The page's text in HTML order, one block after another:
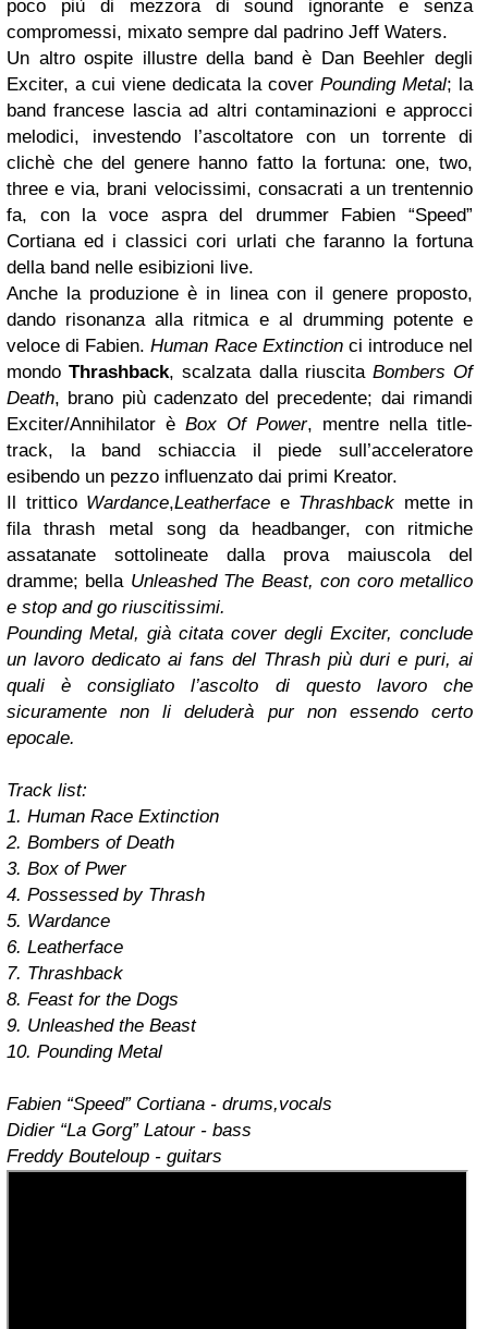
poco più di mezzora di sound ignorante e senza
compromessi, mixato sempre dal padrino Jeff Waters.
Un altro ospite illustre della band è Dan Beehler degli
Exciter, a cui viene dedicata la cover Pounding Metal; la
band francese lascia ad altri contaminazioni e approcci
melodici, investendo l’ascoltatore con un torrente di
clichè che del genere hanno fatto la fortuna: one, two,
three e via, brani velocissimi, consacrati a un trentennio
fa, con la voce aspra del drummer Fabien “Speed”
Cortiana ed i classici cori urlati che faranno la fortuna
della band nelle esibizioni live.
Anche la produzione è in linea con il genere proposto,
dando risonanza alla ritmica e al drumming potente e
veloce di Fabien.Human Race Extinctionci introduce nel
mondoThrashback, scalzata dalla riuscita Bombers Of
Death, brano più cadenzato del precedente; dai rimandi
Exciter/Annihilator è Box Of Power, mentre nella title-
track, la band schiaccia il piede sull’acceleratore
esibendo un pezzo influenzato dai primi Kreator.
Il trittico Wardance,Leatherface e Thrashback mette in
fila thrash metal song da headbanger, con ritmiche
assatanate sottolineate dalla prova maiuscola del
dramme; bella Unleashed The Beast, con coro metallico
e stop and go riuscitissimi.
Pounding Metal, già citata cover degli Exciter, conclude
un lavoro dedicato ai fans del Thrash più duri e puri, ai
quali è consigliato l’ascolto di questo lavoro che
sicuramente non li deluderà pur non essendo certo
epocale.
Track list:
1. Human Race Extinction
2. Bombers of Death
3. Box of Pwer
4. Possessed by Thrash
5. Wardance
6. Leatherface
7. Thrashback
8. Feast for the Dogs
9. Unleashed the Beast
10. Pounding Metal
Fabien “Speed” Cortiana - drums,vocals
Didier “La Gorg” Latour - bass
Freddy Bouteloup - guitars